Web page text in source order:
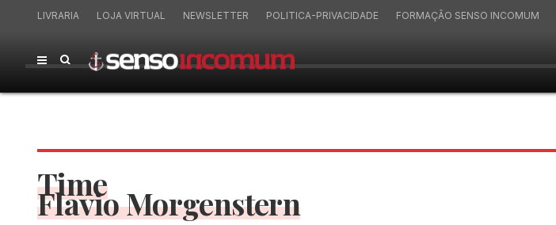
LIVRARIA LOJA VIRTUAL NEWSLETTER POLITICA-PRIVACIDADE FORMAÇÃO SENSO INCOMUM
Time
Flavio Morgenstern